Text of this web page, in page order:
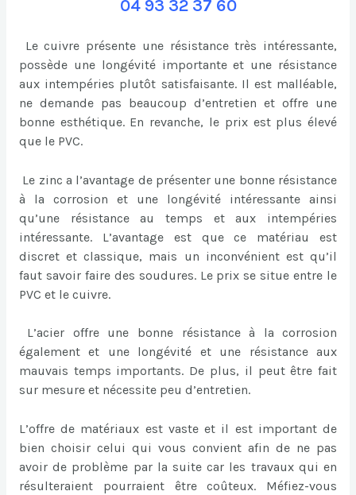
04 93 32 37 60
Le cuivre présente une résistance très intéressante,
possède une longévité importante et une résistance
aux intempéries plutôt satisfaisante. Il est malléable,
ne demande pas beaucoup d’entretien et offre une
bonne esthétique. En revanche, le prix est plus élevé
que le PVC.
Le zinc a l’avantage de présenter une bonne résistance
à la corrosion et une longévité intéressante ainsi
qu’une résistance au temps et aux intempéries
intéressante. L’avantage est que ce matériau est
discret et classique, mais un inconvénient est qu’il
faut savoir faire des soudures. Le prix se situe entre le
PVC et le cuivre.
L’acier offre une bonne résistance à la corrosion
également et une longévité et une résistance aux
mauvais temps importants. De plus, il peut être fait
sur mesure et nécessite peu d’entretien.
L’offre de matériaux est vaste et il est important de
bien choisir celui qui vous convient afin de ne pas
avoir de problème par la suite car les travaux qui en
résulteraient pourraient être coûteux. Méfiez-vous